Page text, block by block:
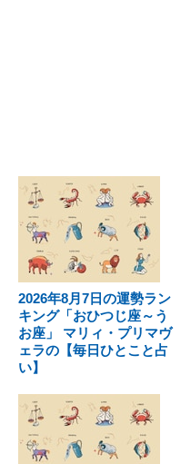
2026年8月7日の運勢ラン
キング「おひつじ座～う
お座」 マリィ・プリマヴ
ェラの【毎日ひとこと占
い】